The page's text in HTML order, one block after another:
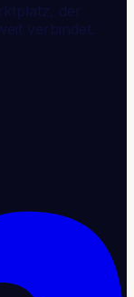
der
verbindet.